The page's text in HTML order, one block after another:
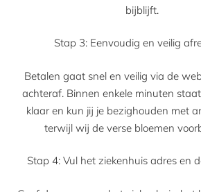
bijblijft.
Stap 3: Eenvoudig en veilig
Betalen gaat snel en veilig via de
achteraf. Binnen enkele minuten
klaar en kun jij je bezighouden met
terwijl wij de verse bloemen
Stap 4: Vul het ziekenhuis adres en